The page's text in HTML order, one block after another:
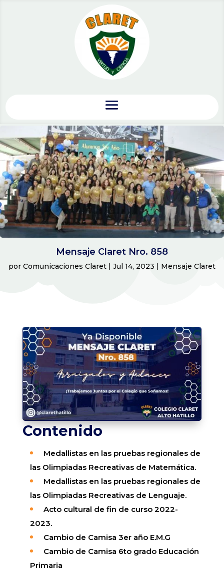
Mensaje Claret Nro. 858
por Comunicaciones Claret | Jul 14, 2023 | Mensaje Claret
Contenido
Medallistas en las pruebas regionales de
las Olimpiadas Recreativas de Matemática.
Medallistas en las pruebas regionales de
las Olimpiadas Recreativas de Lenguaje.
Acto cultural de fin de curso 2022-
2023.
Cambio de Camisa 3er año E.M.G
Cambio de Camisa 6to grado Educación
Primaria